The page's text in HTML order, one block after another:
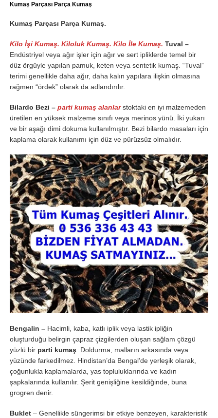
Kumaş Parçası Parça Kumaş
Kumaş Parçası Parça Kumaş.
Kilo İşi Kumaş. Kiloluk Kumaş. Kilo İle Kumaş. Tuval –
Endüstriyel veya ağır işler için ağır ve sert ipliklerde temel bir
düz örgüyle yapılan pamuk, keten veya sentetik kumaş. “Tuval”
terimi genellikle daha ağır, daha kalın yapılara ilişkin olmasına
rağmen “ördek” olarak da adlandırılır.
Bilardo Bezi – parti kumaş alanlarstoktaki en iyi malzemeden
üretilen en yüksek malzeme sınıfı veya merinos yünü. İki yukarı
ve bir aşağı dimi dokuma kullanılmıştır. Bezi bilardo masaları için
kaplama olarak kullanımı için düz ve pürüzsüz olmalıdır.
Bengalin – Hacimli, kaba, katlı iplik veya lastik ipliğin
oluşturduğu belirgin çapraz çizgilerden oluşan sağlam çözgü
yüzlü bir parti kumaş . Doldurma, malların arkasında veya
yüzünde farkedilmez. Hindistan’da Bengal’de yerleşik olarak,
çoğunlukla kaplamalarda, yas topluluklarında ve kadın
şapkalarında kullanılır. Şerit genişliğine kesildiğinde, buna
grogren denir.
Buklet – Genellikle süngerimsi bir etkiye benzeyen, karakteristik